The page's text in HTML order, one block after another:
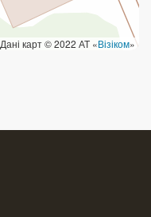
Дані карт © 2022 АТ «Візіком»